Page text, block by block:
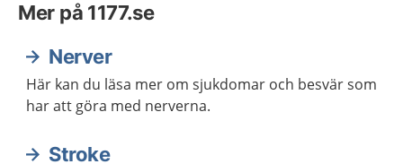
Mer på 1177.se
Nerver
Här kan du läsa mer om sjukdomar och besvär som
har att göra med nerverna.
Stroke